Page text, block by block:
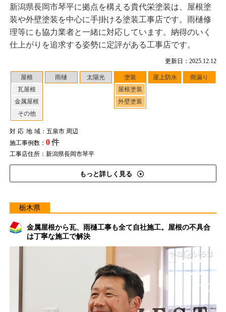
更新日：2025.12.12
屋根
瓦屋根
金属屋根
その他
雨樋 太陽光
塗装
屋根塗装
外壁塗装
屋上防水 雨漏り
対応地域：五泉市 周辺
施工事例数： 0件
工事店住所：新潟県長岡市琴平
もっと詳しく見る
新潟県長岡市琴平に拠点を構える貴代栄塗装は、屋根塗
装や外壁塗装を中心に手掛ける塗装工事店です。雨樋修
理等にも協力業者と一緒に対応しています。納得のいく
仕上がりを追求する姿勢に定評がある工事店です。
栃木県
金属屋根から瓦、雨樋工事も全て自社施工。屋根の不具合
は丁寧な施工で解決